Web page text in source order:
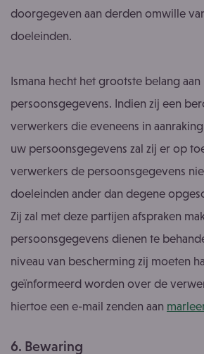
doorgegeven aan derden omwille
doeleinden.
Ismana hecht het grootste belang aan
persoonsgegevens. Indien zij een
verwerkers die eveneens in
uw persoonsgegevens zal zij er op
verwerkers de persoonsgegevens
doeleinden ander dan degene
Zij zal met deze partijen afspraken
persoonsgegevens dienen te
niveau van bescherming zij moeten
geïnformeerd worden over de
hiertoe een e-mail zenden aan
6. Bewaring